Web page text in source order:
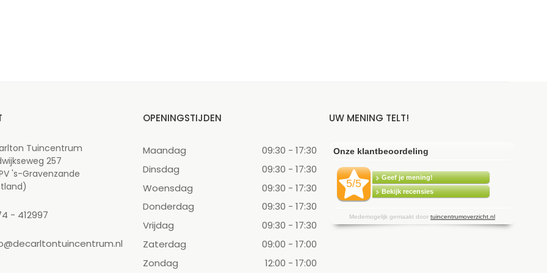
Tuincentrum
257
's-Gravenzande
- 412997
OPENINGSTIJDEN
Maandag
09:30 - 17:30
Dinsdag
09:30 - 17:30
Woensdag
09:30 - 17:30
Donderdag
09:30 - 17:30
Vrijdag
09:30 - 17:30
Zaterdag
09:00 - 17:00
Zondag
12:00 - 17:00
UW MENING TELT!